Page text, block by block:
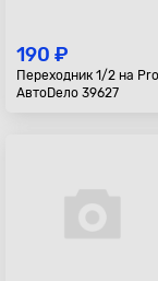
190 ₽
Переходник 1/2 на
АвтоDело 39627